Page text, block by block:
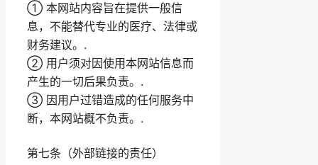
① 本网站内容旨在提供一般信
息，不能替代专业的医疗、法律或
财务建议。.
② 用户须对因使用本网站信息而
产生的一切后果负责。.
③ 因用户过错造成的任何服务中
断，本网站概不负责。.
第七条（外部链接的责任）